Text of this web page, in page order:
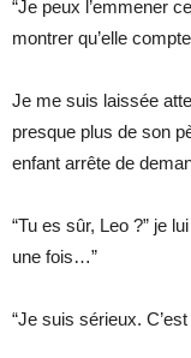
“Je peux l’emmener
montrer qu’elle
Je me suis laissée
presque plus de son
enfant arrête de
“Tu es sûr, Leo ?” je
une fois…”
“Je suis sérieux.